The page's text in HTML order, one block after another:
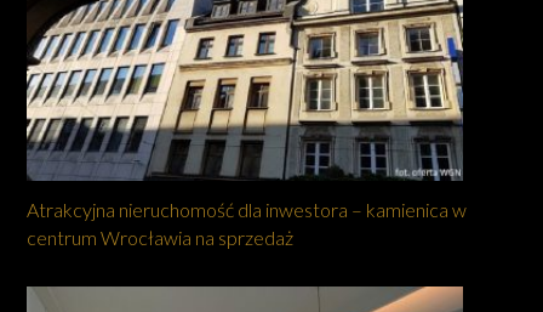
Atrakcyjna nieruchomość dla inwestora – kamienica w
centrum Wrocławia na sprzedaż